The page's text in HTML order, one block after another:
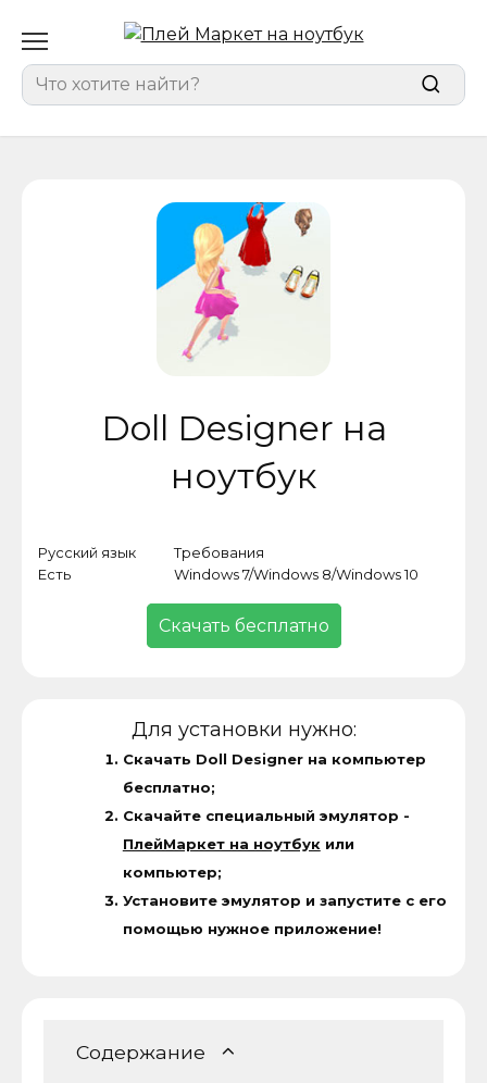
содержанию
for:
Doll Designer на
ноутбук
Русский язык
Есть
Требования
Windows 7/Windows 8/Windows 10
Скачать бесплатно
Для установки нужно:
Скачать Doll Designer на компьютер
бесплатно;
Скачайте специальный эмулятор -
ПлейМаркет на ноутбук или
компьютер;
Установите эмулятор и запустите с его
помощью нужное приложение!
Содержание